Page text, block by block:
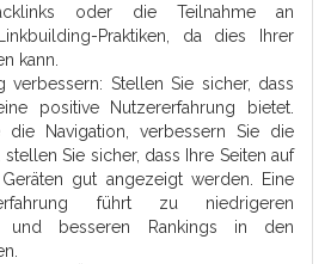
oder die Teilnahme an
Praktiken, da dies Ihrer
kann.
verbessern: Stellen Sie sicher, dass
positive Nutzererfahrung bietet.
die Navigation, verbessern Sie die
stellen Sie sicher, dass Ihre Seiten auf
gut angezeigt werden. Eine
führt zu niedrigeren
und besseren Rankings in den